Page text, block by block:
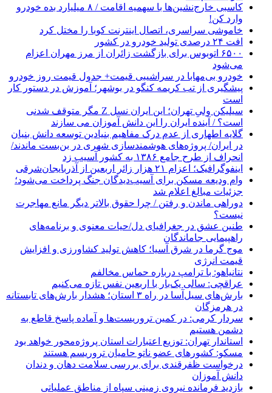
کاسبی خارج‌نشین‌ها با سهمیه اقامت / ۸ میلیارد بده خودرو
وارد کن!
خاموشی سراسری، اتصال اینترنت کوبا را مختل کرد
افت ۲۴ درصدی تولید خودرو در کشور
۶۵۰۰ اتوبوس برای بازگشت زائران از مرز مهران اعزام
می‌شود
خودرو بی‌مهابا در سراشیبی قیمت+ جدول قیمت روز خودرو
پیشگیری از تب کریمه کنگو در بوشهر؛ آموزش در دستور کار
است
سیلیکن ولیِ تهران؛ این ایران نسل Z مگر متوقف شدنی
است؟ / آینده ایران را این دانش آموزان می سازند
گلایه اطهاری از عدم درک مفاهیم بنیادین توسعه دانش بنیان
در ایران/ پروژه‌های هوشمندسازی شهری در بن‌بست ماندند/
انحراف از طرح جامع ۱۳۸۶ به کشور آسیب زد
اینفوگرافیک؛ اعزام ۲۱ هزار زائر اربعین از آذربایجان‌شرقی
وام ودیعه مسکن برای آسیب‌دیدگان جنگ پرداخت می‌شود؛
جزئیات مبالغ اعلام شد
دوراهی ماندن و رفتن / چرا حقوق بالاتر دیگر مانع مهاجرت
نیست؟
طنین عشق در جغرافیای دل/حیات معنوی و برنامه‌های
راهپیمایی جاماندگان
موج گرما در شرق آسیا؛ کاهش تولید کشاورزی و افزایش
قیمت انرژی
نتانیاهو: با ترامپ درباره حماس مخالفم
عراقچی: سالی یک‌بار با اربعین نفس تازه می‌کنیم
بارش‌های سیل‌آسا در راه ۳ استان؛ هشدار بارش‌های تابستانه
در هرمزگان
سردار کرمی: در کمین تروریست‌ها و آماده پاسخ قاطع به
دشمن هستیم
استاندار تهران: توزیع اعتبارات استان پروژه‌محور خواهد بود
مسکو: کشورهای عضو ناتو حامیان تروریسم هستند
درخواست ظفرقندی برای بررسی سلامت دهان و دندان
دانش آموزان
بازدید فرمانده نیروی زمینی سپاه از مناطق عملیاتی